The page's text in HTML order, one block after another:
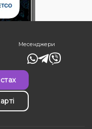
Месенджери